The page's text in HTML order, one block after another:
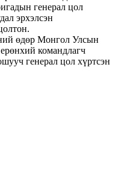
генерал цол
эрхэлсэн
өдөр Монгол Улсын
командлагч
генерал цол хүртсэн